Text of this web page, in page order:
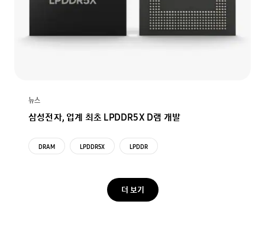
뉴스
삼성전자, 업계 최초 LPDDR5X D램 개발
DRAM LPDDR5X LPDDR
더 보기